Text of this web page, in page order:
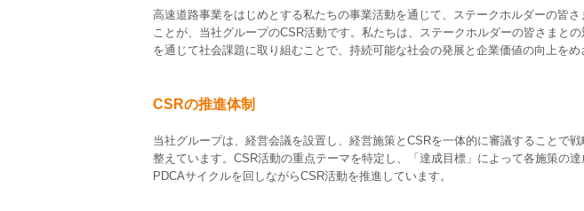
高速道路事業をはじめとする私たちの事業活動を通じて、ステークホルダーの皆さ
ことが、当社グループのCSR活動です。私たちは、ステークホルダーの皆さまと
を通じて社会課題に取り組むことで、持続可能な社会の発展と企業価値の向上をめ
CSRの推進体制
当社グループは、経営会議を設置し、経営施策とCSRを一体的に審議することで
整えています。CSR活動の重点テーマを特定し、「達成目標」によって各施策の達
PDCAサイクルを回しながらCSR活動を推進しています。